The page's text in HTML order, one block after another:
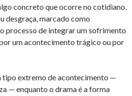
concreto que ocorre no cotidiano.
desgraça, marcado como
processo de integrar um sofrimento
um acontecimento trágico ou por
tipo extremo de acontecimento —
— enquanto o drama é a forma